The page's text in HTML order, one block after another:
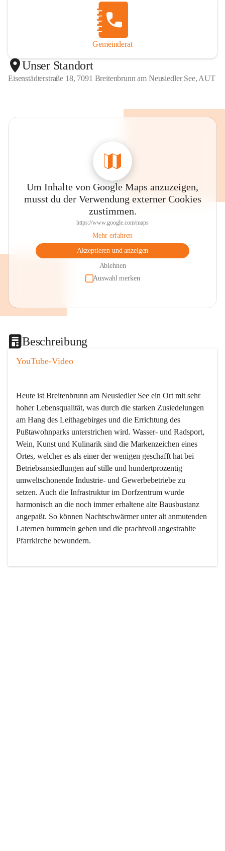
Gemeinderat
Unser Standort
Eisenstädterstraße 18, 7091 Breitenbrunn am Neusiedler See, AUT
Um Inhalte von Google Maps anzuzeigen,
musst du der Verwendung externer Cookies
zustimmen.
https://www.google.com/maps
Mehr erfahren
Akzeptieren und anzeigen
Ablehnen
Auswahl merken
Beschreibung
YouTube-Video
Heute ist Breitenbrunn am Neusiedler See ein Ort mit sehr
hoher Lebensqualität, was durch die starken Zusiedelungen
am Hang des Leithagebirges und die Errichtung des
Pußtawohnparks unterstrichen wird. Wasser- und Radsport,
Wein, Kunst und Kulinarik sind die Markenzeichen eines
Ortes, welcher es als einer der wenigen geschafft hat bei
Betriebsansiedlungen auf stille und hundertprozentig
umweltschonende Industrie- und Gewerbebetriebe zu
setzen. Auch die Infrastruktur im Dorfzentrum wurde
harmonisch an die noch immer erhaltene alte Bausbustanz
angepaßt. So können Nachtschwärmer unter alt anmutenden
Laternen bummeln gehen und die prachtvoll angestrahlte
Pfarrkirche bewundern.
Der Weinbau dominert heute nicht mehr, ist aber integrativer